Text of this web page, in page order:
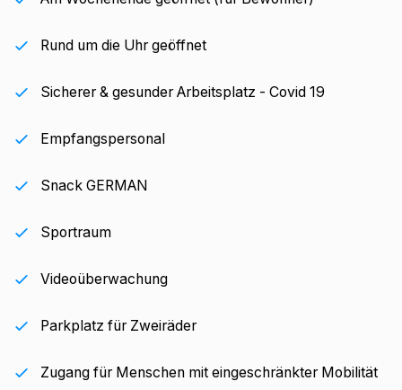
Rund um die Uhr geöffnet
Sicherer & gesunder Arbeitsplatz - Covid 19
Empfangspersonal
Snack GERMAN
Sportraum
Videoüberwachung
Parkplatz für Zweiräder
Zugang für Menschen mit eingeschränkter Mobilität